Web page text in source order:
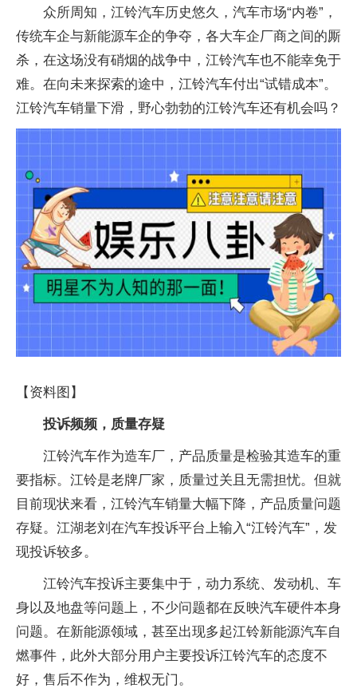
众所周知，江铃汽车历史悠久，汽车市场“内卷”，
传统车企与新能源车企的争夺，各大车企厂商之间的厮
杀，在这场没有硝烟的战争中，江铃汽车也不能幸免于
难。在向未来探索的途中，江铃汽车付出“试错成本”。
江铃汽车销量下滑，野心勃勃的江铃汽车还有机会吗？
【资料图】
投诉频频，质量存疑
江铃汽车作为造车厂，产品质量是检验其造车的重
要指标。江铃是老牌厂家，质量过关且无需担忧。但就
目前现状来看，江铃汽车销量大幅下降，产品质量问题
存疑。江湖老刘在汽车投诉平台上输入“江铃汽车”，发
现投诉较多。
江铃汽车投诉主要集中于，动力系统、发动机、车
身以及地盘等问题上，不少问题都在反映汽车硬件本身
问题。在新能源领域，甚至出现多起江铃新能源汽车自
燃事件，此外大部分用户主要投诉江铃汽车的态度不
好，售后不作为，维权无门。